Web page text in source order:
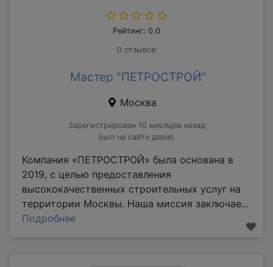
Рейтинг: 0.0
0 отзывов
Мастер "ПЕТРОСТРОЙ"
Москва
Зарегистрирован 10 месяцев назад
Был на сайте давно
Компания «ПЕТРОСТРОЙ» была основана в
2019, с целью предоставления
высококачественных строительных услуг на
территории Москвы. Наша миссия заключае...
Подробнее